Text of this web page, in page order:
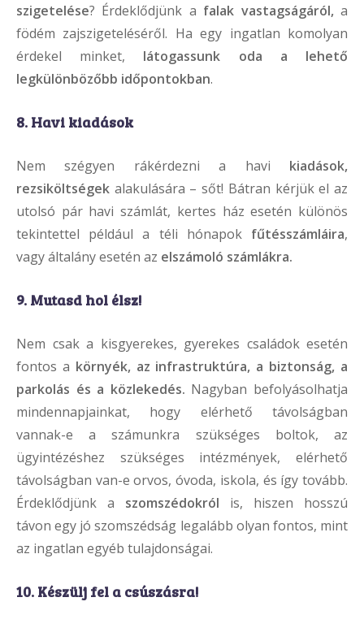
szigetelése? Érdeklődjünk a falak vastagságáról,a
födém zajszigeteléséről. Ha egy ingatlan komolyan
érdekel minket, látogassunk oda a lehető
legkülönbözőbb időpontokban.
8. Havi kiadások
Nem szégyen rákérdezni a havi kiadások,
rezsiköltségek alakulására – sőt! Bátran kérjük el az
utolsó pár havi számlát, kertes ház esetén különös
tekintettel például a téli hónapok fűtésszámláira,
vagy általány esetén az elszámoló számlákra.
9. Mutasd hol élsz!
Nem csak a kisgyerekes, gyerekes családok esetén
fontos a környék, az infrastruktúra, a biztonság, a
parkolás és a közlekedés. Nagyban befolyásolhatja
mindennapjainkat, hogy elérhető távolságban
vannak-e a számunkra szükséges boltok, az
ügyintézéshez szükséges intézmények, elérhető
távolságban van-e orvos, óvoda, iskola, és így tovább.
Érdeklődjünk a szomszédokról is, hiszen hosszú
távon egy jó szomszédság legalább olyan fontos, mint
az ingatlan egyéb tulajdonságai.
10. Készülj fel a csúszásra!